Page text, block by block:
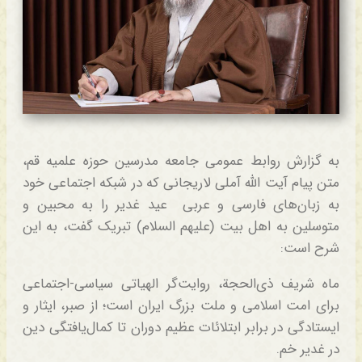
به گزارش روابط عمومی جامعه مدرسین حوزه علمیه قم،
متن پیام آیت الله آملی لاریجانی که در شبکه اجتماعی خود
به زبان‌های فارسی و عربی عید غدیر را به محبین و
متوسلین به اهل بیت (علیهم السلام) تبریک گفت، به این
شرح است:
ماه شریف ذی‌الحجة، روایت‌گر الهیاتی سیاسی‌-اجتماعی
برای امت اسلامی و ملت بزرگ ایران است؛ از صبر، ایثار و
ایستادگی در برابر ابتلائات عظیم دوران تا کمال‌یافتگی دین
در غدیر خم.